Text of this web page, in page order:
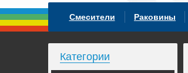
Смесители Раковины
Категории